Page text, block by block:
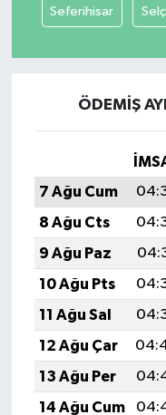
Seferihisar
ÖDEMIŞ
7 Ağu Cum
8 Ağu Cts
9 Ağu Paz
10 Ağu Pts
11 Ağu Sal
12 Ağu Çar
13 Ağu Per
14 Ağu Cum